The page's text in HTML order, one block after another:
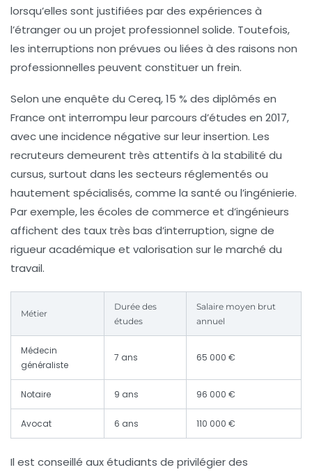
lorsqu’elles sont justifiées par des expériences à
l’étranger ou un projet professionnel solide. Toutefois,
les interruptions non prévues ou liées à des raisons non
professionnelles peuvent constituer un frein.
Selon une enquête du Cereq, 15 % des diplômés en
France ont interrompu leur parcours d’études en 2017,
avec une incidence négative sur leur insertion. Les
recruteurs demeurent très attentifs à la stabilité du
cursus, surtout dans les secteurs réglementés ou
hautement spécialisés, comme la santé ou l’ingénierie.
Par exemple, les écoles de commerce et d’ingénieurs
affichent des taux très bas d’interruption, signe de
rigueur académique et valorisation sur le marché du
travail.
Métier
Durée des
études
Salaire moyen brut
annuel
Médecin
généraliste
7 ans 65 000 €
Notaire 9 ans 96 000 €
Avocat 6 ans 110 000 €
Il est conseillé aux étudiants de privilégier des